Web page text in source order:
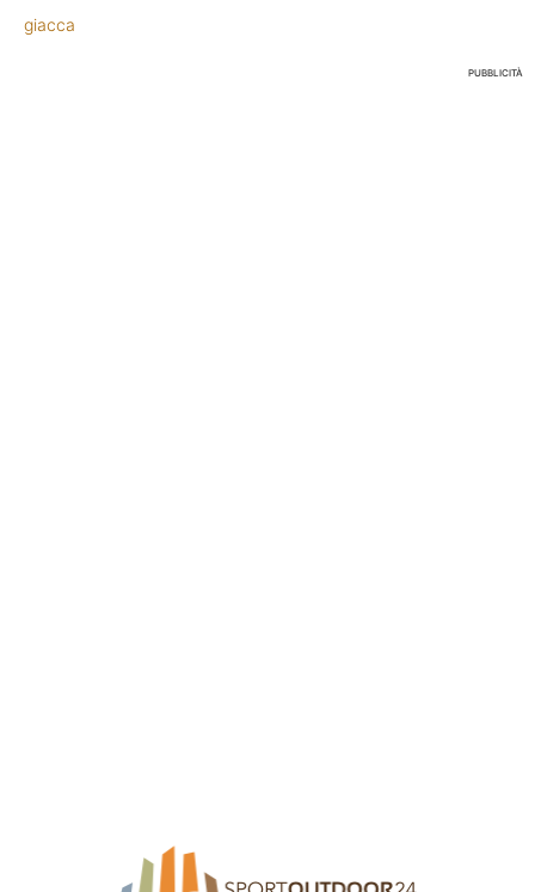
giacca
PUBBLICITÀ